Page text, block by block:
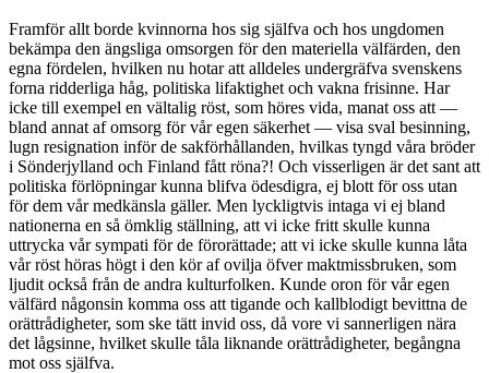
Framför allt borde kvinnorna hos sig själfva och hos ungdomen
bekämpa den ängsliga omsorgen för den materiella välfärden, den
egna fördelen, hvilken nu hotar att alldeles undergräfva svenskens
forna ridderliga håg, politiska lifaktighet och vakna frisinne. Har
icke till exempel en vältalig röst, som höres vida, manat oss att —
bland annat af omsorg för vår egen säkerhet — visa sval besinning,
lugn resignation inför de sakförhållanden, hvilkas tyngd våra bröder
i Sönderjylland och Finland fått röna?! Och visserligen är det sant att
politiska förlöpningar kunna blifva ödesdigra, ej blott för oss utan
för dem vår medkänsla gäller. Men lyckligtvis intaga vi ej bland
nationerna en så ömklig ställning, att vi icke fritt skulle kunna
uttrycka vår sympati för de förorättade; att vi icke skulle kunna låta
vår röst höras högt i den kör af ovilja öfver maktmissbruken, som
ljudit också från de andra kulturfolken. Kunde oron för vår egen
välfärd någonsin komma oss att tigande och kallblodigt bevittna de
orättrådigheter, som ske tätt invid oss, då vore vi sannerligen nära
det lågsinne, hvilket skulle tåla liknande orättrådigheter, begångna
mot oss själfva.